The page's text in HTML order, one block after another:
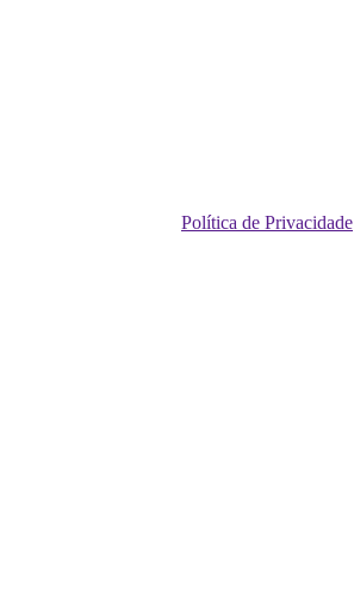
Política de Privacidade